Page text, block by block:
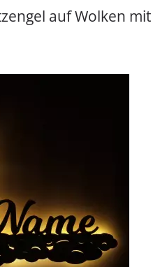
auf Wolken mit